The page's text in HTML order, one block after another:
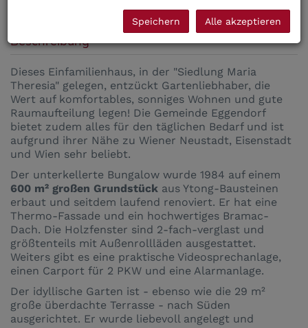
Beschreibung
Dieses Einfamilienhaus, in der "Siedlung Maria
Theresia" gelegen, entzückt Gartenliebhaber, die
Wert auf komfortables, sonniges Wohnen und gute
Raumaufteilung legen! Die Gemeinde Eggendorf
bietet zudem alles für den täglichen Bedarf und ist
aufgrund ihrer Nähe zu Wiener Neustadt, Eisenstadt
und Wien sehr beliebt.
Der unterkellerte Bungalow wurde 1984 auf einem
600 m² großen Grundstück aus Ytong-Bausteinen
erbaut und seitdem laufend renoviert. Er hat eine
Thermo-Fassade und ein hochwertiges Bramac-
Dach. Die Holzfenster sind 2-fach-verglast und
größtenteils mit Außenrollläden ausgestattet.
Weiters gibt es eine praktische Videosprechanlage,
einen Carport für 2 PKW und eine Alarmanlage.
Der idyllische Garten ist - ebenso wie die 29 m²
große überdachte Terrasse - nach Süden
ausgerichtet. Er wurde liebevoll angelegt und
Speichern Alle akzeptieren